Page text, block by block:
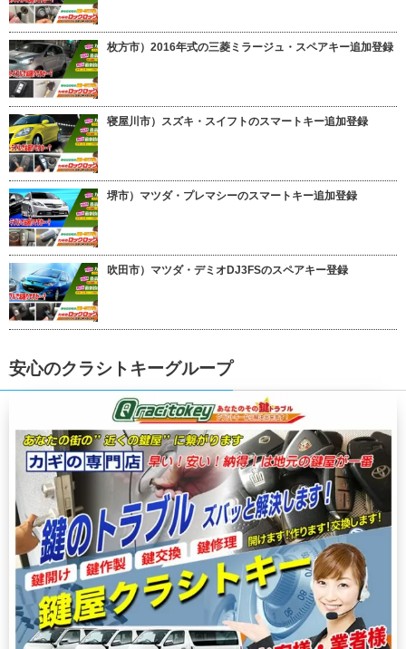
枚方市）2016年式の三菱ミラージュ・スペアキー追加登録
寝屋川市）スズキ・スイフトのスマートキー追加登録
堺市）マツダ・プレマシーのスマートキー追加登録
吹田市）マツダ・デミオDJ3FSのスペアキー登録
安心のクラシトキーグループ